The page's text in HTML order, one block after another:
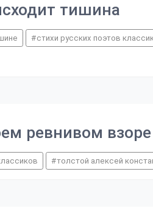
тишина
стихи русских поэтов
ревнивом взоре
толстой алексей